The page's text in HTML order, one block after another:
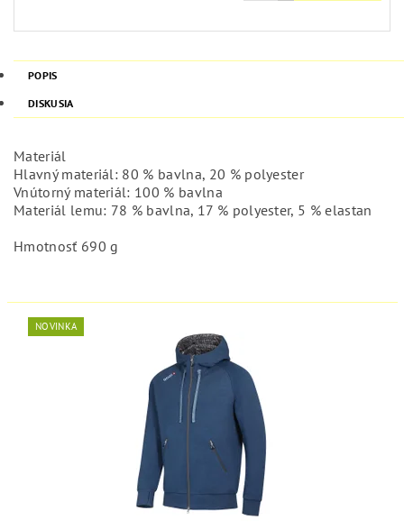
POPIS
DISKUSIA
Materiál
Hlavný materiál: 80 % bavlna, 20 % polyester
Vnútorný materiál: 100 % bavlna
Materiál lemu: 78 % bavlna, 17 % polyester, 5 % elastan
Hmotnosť 690 g
NOVINKA